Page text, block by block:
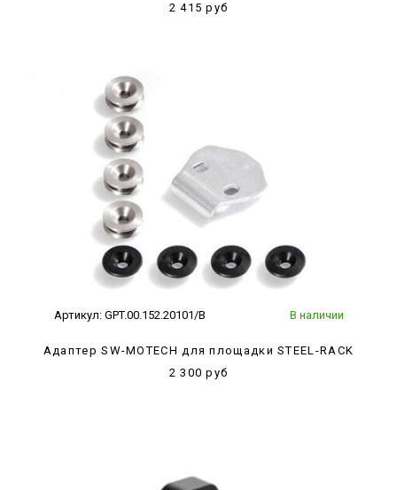
2 415 руб
Артикул: GPT.00.152.20101/B В наличии
Адаптер SW-MOTECH для площадки STEEL-RACK
2 300 руб